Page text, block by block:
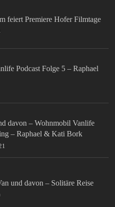
feiert Premiere Hofer Filmtage
Podcast Folge 5 – Raphael
davon – Wohnmobil Vanlife
– Raphael & Kati Bork
und davon – Solitäre Reise